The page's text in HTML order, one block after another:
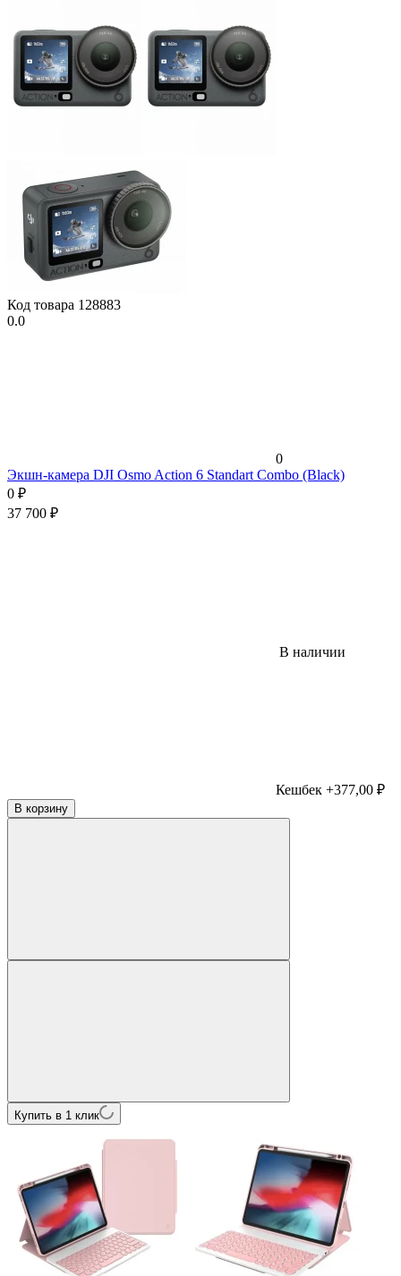
Код товара 128883
0.0
0
Экшн-камера DJI Osmo Action 6 Standart Combo (Black)
0 ₽
37 700 ₽
В наличии
Кешбек +377,00 ₽
В корзину
Купить в 1 клик